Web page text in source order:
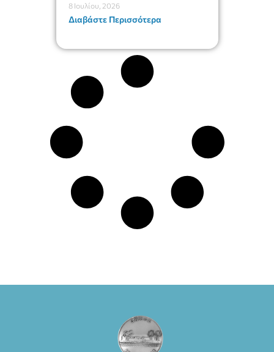
ΕΠΙΧΕΙΡΙΣΗΣ COMPANY NAME
ΔΗΜΟΣ ΙΕΡΑΠΕΤΡΑΣ
2842305318 ΟΝΟΜΑ
ΥΠΕΥΘΥΝΟΥ MANAGER
ΤΖΑΝΙΔΑΚΗ ΕΥΓΕΝΙΑ -
ΣΦΕΝΔΟΥΡΑΚΗΣ ΜΙΧΑΛΗΣ
EMAIL EMAIL
chemilab@0448.syzefxis.gov.gr
ΔΙΕΥΘΥΝΣΗ ADDRESS
ΔΗΜΟΚΡΑΤΙΑΣ 31, 72200
ΙΕΡΑΠΕΤΡΑ
8 Ιουλίου, 2026
Διαβάστε Περισσότερα